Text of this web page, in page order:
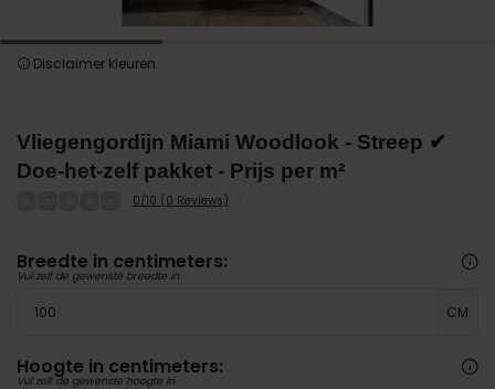
Disclaimer kleuren
Vliegengordijn Miami Woodlook - Streep ✔
Doe-het-zelf pakket - Prijs per m²
0/10 (0 Reviews)
Breedte in centimeters:
Vul zelf de gewenste breedte in
CM
Hoogte in centimeters:
Vul zelf de gewenste hoogte in